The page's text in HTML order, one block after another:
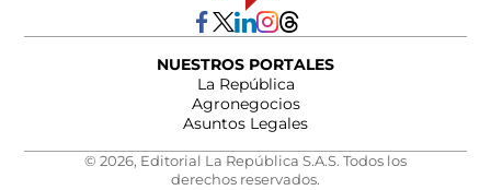
NUESTROS PORTALES
La República
Agronegocios
Asuntos Legales
© 2026, Editorial La República S.A.S. Todos los
derechos reservados.